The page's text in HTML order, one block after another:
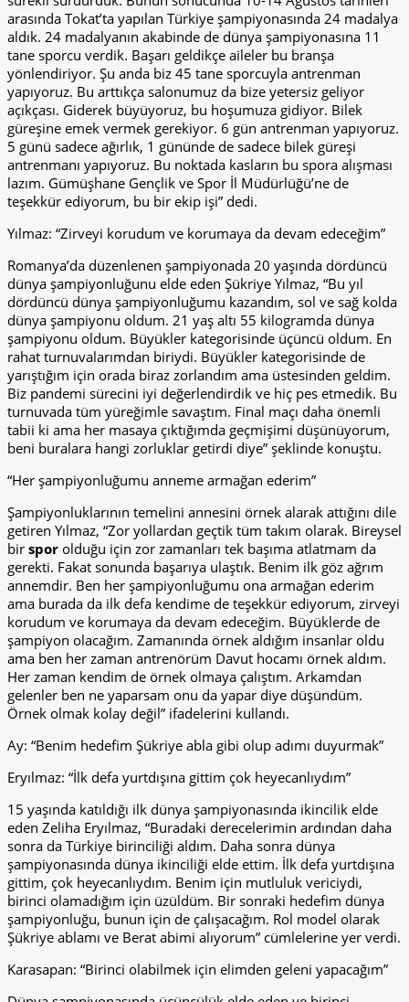
arasında Tokat’ta yapılan Türkiye şampiyonasında 24 madalya
aldık. 24 madalyanın akabinde de dünya şampiyonasına 11
tane sporcu verdik. Başarı geldikçe aileler bu branşa
yönlendiriyor. Şu anda biz 45 tane sporcuyla antrenman
yapıyoruz. Bu arttıkça salonumuz da bize yetersiz geliyor
açıkçası. Giderek büyüyoruz, bu hoşumuza gidiyor. Bilek
güreşine emek vermek gerekiyor. 6 gün antrenman yapıyoruz.
5 günü sadece ağırlık, 1 gününde de sadece bilek güreşi
antrenmanı yapıyoruz. Bu noktada kasların bu spora alışması
lazım. Gümüşhane Gençlik ve Spor İl Müdürlüğü’ne de
teşekkür ediyorum, bu bir ekip işi” dedi.
Yılmaz: “Zirveyi korudum ve korumaya da devam edeceğim”
Romanya’da düzenlenen şampiyonada 20 yaşında dördüncü
dünya şampiyonluğunu elde eden Şükriye Yılmaz, “Bu yıl
dördüncü dünya şampiyonluğumu kazandım, sol ve sağ kolda
dünya şampiyonu oldum. 21 yaş altı 55 kilogramda dünya
şampiyonu oldum. Büyükler kategorisinde üçüncü oldum. En
rahat turnuvalarımdan biriydi. Büyükler kategorisinde de
yarıştığım için orada biraz zorlandım ama üstesinden geldim.
Biz pandemi sürecini iyi değerlendirdik ve hiç pes etmedik. Bu
turnuvada tüm yüreğimle savaştım. Final maçı daha önemli
tabii ki ama her masaya çıktığımda geçmişimi düşünüyorum,
beni buralara hangi zorluklar getirdi diye” şeklinde konuştu.
“Her şampiyonluğumu anneme armağan ederim”
Şampiyonluklarının temelini annesini örnek alarak attığını dile
getiren Yılmaz, “Zor yollardan geçtik tüm takım olarak. Bireysel
bir spor olduğu için zor zamanları tek başıma atlatmam da
gerekti. Fakat sonunda başarıya ulaştık. Benim ilk göz ağrım
annemdir. Ben her şampiyonluğumu ona armağan ederim
ama burada da ilk defa kendime de teşekkür ediyorum, zirveyi
korudum ve korumaya da devam edeceğim. Büyüklerde de
şampiyon olacağım. Zamanında örnek aldığım insanlar oldu
ama ben her zaman antrenörüm Davut hocamı örnek aldım.
Her zaman kendim de örnek olmaya çalıştım. Arkamdan
gelenler ben ne yaparsam onu da yapar diye düşündüm.
Örnek olmak kolay değil” ifadelerini kullandı.
Ay: “Benim hedefim Şükriye abla gibi olup adımı duyurmak”
Eryılmaz: “İlk defa yurtdışına gittim çok heyecanlıydım”
15 yaşında katıldığı ilk dünya şampiyonasında ikincilik elde
eden Zeliha Eryılmaz, “Buradaki derecelerimin ardından daha
sonra da Türkiye birinciliği aldım. Daha sonra dünya
şampiyonasında dünya ikinciliği elde ettim. İlk defa yurtdışına
gittim, çok heyecanlıydım. Benim için mutluluk vericiydi,
birinci olamadığım için üzüldüm. Bir sonraki hedefim dünya
şampiyonluğu, bunun için de çalışacağım. Rol model olarak
Şükriye ablamı ve Berat abimi alıyorum” cümlelerine yer verdi.
Karasapan: “Birinci olabilmek için elimden geleni yapacağım”